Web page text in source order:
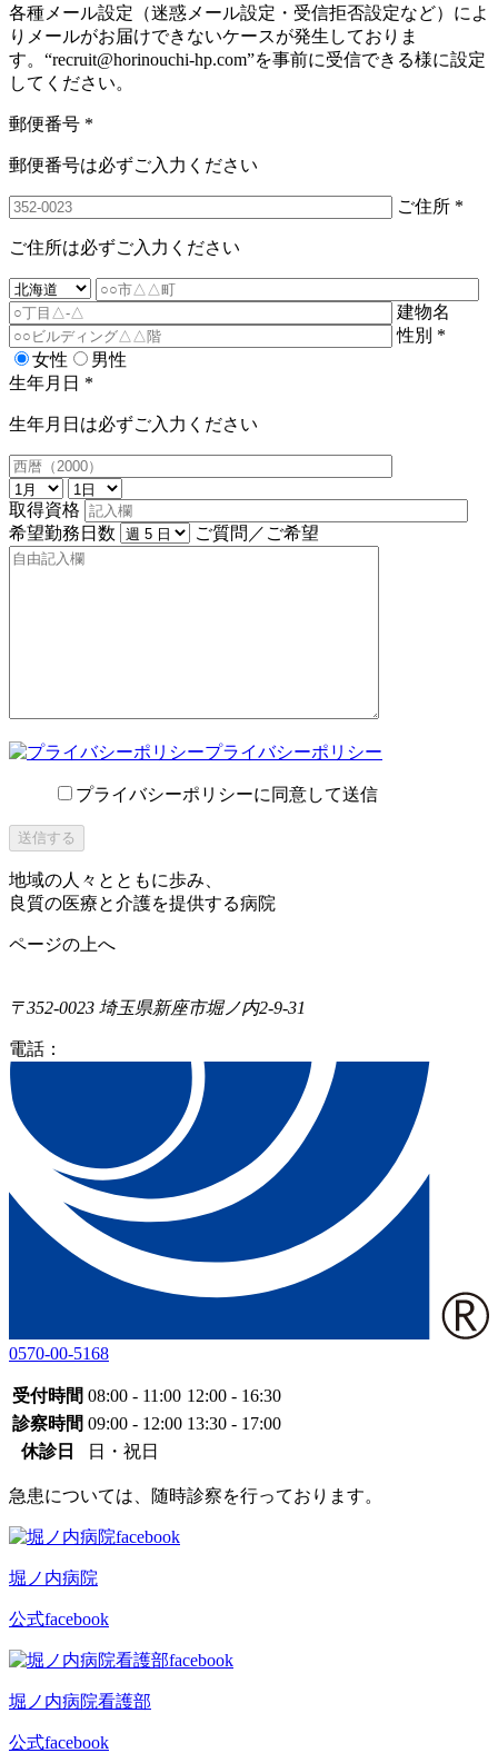
各種メール設定（迷惑メール設定・受信拒否設定など）によ
りメールがお届けできないケースが発生しておりま
す。“recruit@horinouchi-hp.com”を事前に受信できる様に設定
してください。
郵便番号 *
郵便番号は必ずご入力ください
ご住所 *
ご住所は必ずご入力ください
建物名
性別 *
女性
男性
生年月日 *
生年月日は必ずご入力ください
取得資格
希望勤務日数
ご質問／ご希望
プライバシーポリシー
プライバシーポリシーに同意して送信
地域の人々とともに歩み、
良質の医療と介護を提供する病院
ページの上へ
〒352-0023 埼玉県新座市堀ノ内2-9-31
電話：
0570-00-5168
受付時間 08:00 - 11:00 12:00 - 16:30
診察時間 09:00 - 12:00 13:30 - 17:00
休診日
日・祝日
急患については、随時診察を行っております。
堀ノ内病院
公式facebook
堀ノ内病院看護部
公式facebook